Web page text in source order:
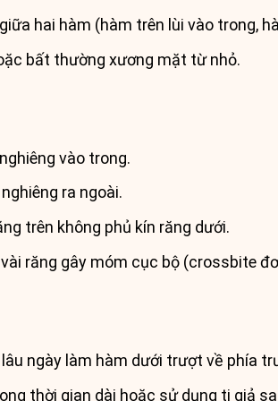
hai hàm (hàm trên lùi vào trong,
bất thường xương mặt từ nhỏ.
vào trong.
ra ngoài.
trên không phủ kín răng dưới.
răng gây móm cục bộ (crossbite
ngày làm hàm dưới trượt về phía
thời gian dài hoặc sử dụng ti giả